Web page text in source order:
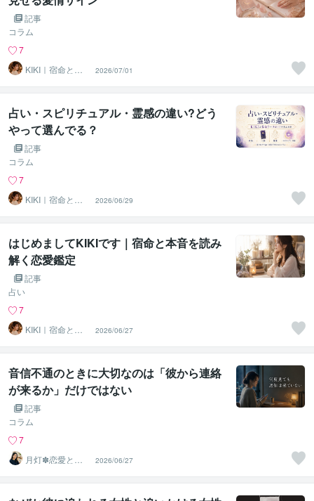
記事
コラム
7
KIKI｜宿命と本
音を読み解く鑑
定
2026/07/01
占い・スピリチュアル・霊感の違い?どう
やって選んでる？
記事
コラム
7
KIKI｜宿命と本
音を読み解く鑑
定
2026/06/29
はじめましてKIKIです｜宿命と本音を読み
解く恋愛鑑定
記事
占い
7
KIKI｜宿命と本
音を読み解く鑑
定
2026/06/27
音信不通のときに大切なのは「彼から連絡
が来るか」だけではない
記事
コラム
7
月灯✽恋愛と働
き方の迷いを整
理する占い師
2026/06/27